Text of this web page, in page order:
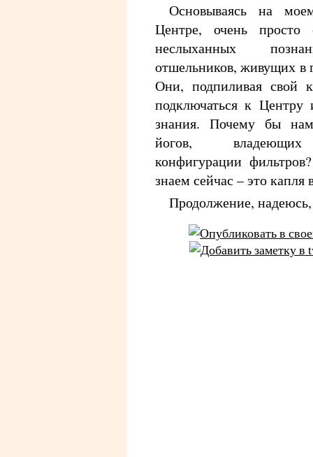
Основываясь на
Центре, очень просто
неслыханных
отшельников, живущих в
Они, подпиливая свой
подключаться к Центру
знания. Почему бы
йогов,
конфигурации
знаем сейчас – это капля
Продолжение,